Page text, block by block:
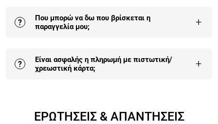
μας, με όλους τους τρόπους (τηλέφωνο, email, φόρμα
επικοινωνίας).
?
Που μπορώ να δω που βρίσκεται η
παραγγελία μου;
+
εδώ.
?
Είναι ασφαλής η πληρωμή με πιστωτική/
χρεωστική κάρτα;
+
εγγυημένη και έχει τα περισσότερα οφέλη.
ΕΡΩΤΗΣΕΙΣ & ΑΠΑΝΤΗΣΕΙΣ